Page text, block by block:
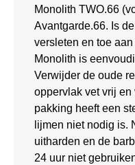
Monolith TWO.66
Avantgarde.66. Is
versleten en toe
Monolith is
Verwijder de oude
oppervlak vet vrij
pakking heeft een
lijmen niet nodig is.
uitharden en de
24 uur niet